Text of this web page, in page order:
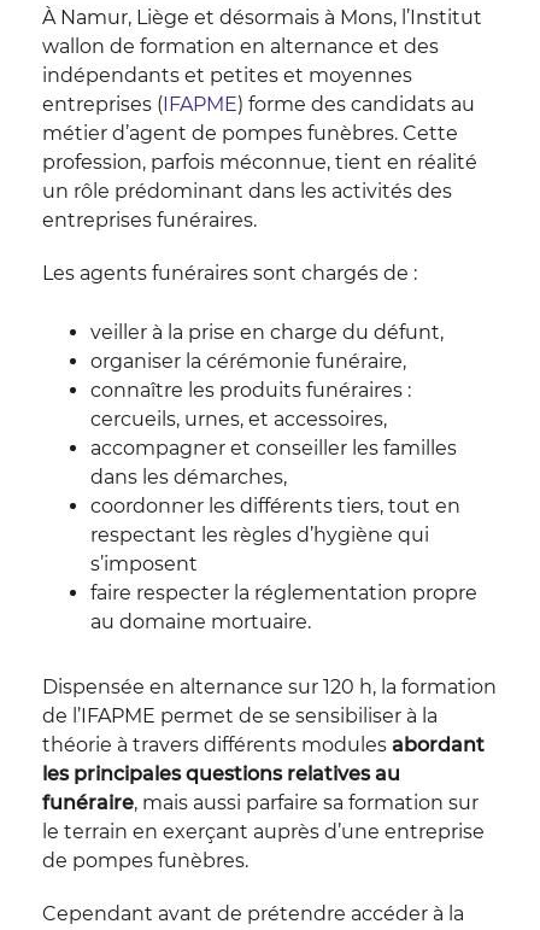
À Namur, Liège et désormais à Mons, l’Institut
wallon de formation en alternance et des
indépendants et petites et moyennes
entreprises (IFAPME) forme des candidats au
métier d’agent de pompes funèbres. Cette
profession, parfois méconnue, tient en réalité
un rôle prédominant dans les activités des
entreprises funéraires.
Les agents funéraires sont chargés de :
veiller à la prise en charge du défunt,
organiser la cérémonie funéraire,
connaître les produits funéraires :
cercueils, urnes, et accessoires,
accompagner et conseiller les familles
dans les démarches,
coordonner les différents tiers, tout en
respectant les règles d’hygiène qui
s’imposent
faire respecter la réglementation propre
au domaine mortuaire.
Dispensée en alternance sur 120 h, la formation
de l’IFAPME permet de se sensibiliser à la
théorie à travers différents modules abordant
les principales questions relatives au
funéraire, mais aussi parfaire sa formation sur
le terrain en exerçant auprès d’une entreprise
de pompes funèbres.
Cependant avant de prétendre accéder à la